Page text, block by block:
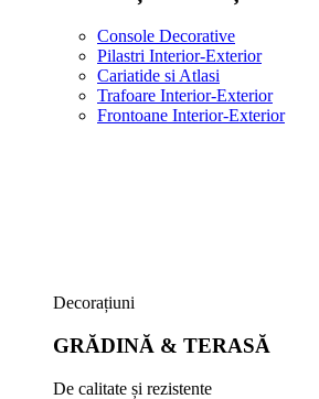
Console Decorative
Pilastri Interior-Exterior
Cariatide si Atlasi
Trafoare Interior-Exterior
Frontoane Interior-Exterior
Decorațiuni
GRĂDINĂ & TERASĂ
De calitate și rezistente